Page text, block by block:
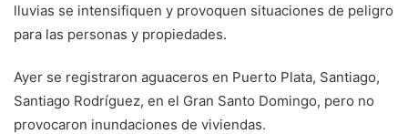
lluvias se intensifiquen y provoquen situaciones de peligro
para las personas y propiedades.
Ayer se registraron aguaceros en Puerto Plata, Santiago,
Santiago Rodríguez, en el Gran Santo Domingo, pero no
provocaron inundaciones de viviendas.